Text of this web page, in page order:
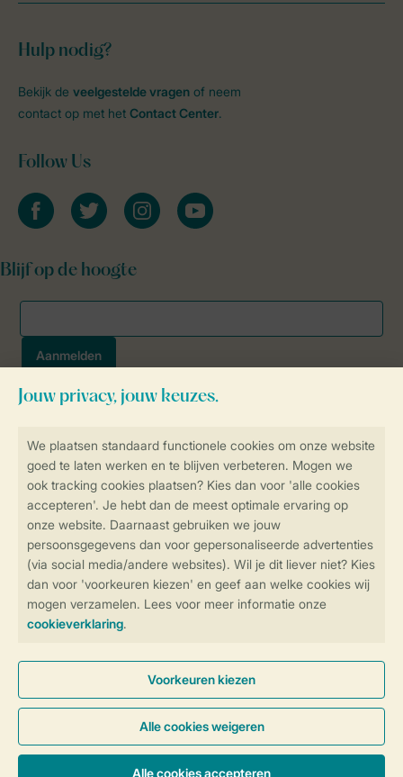
Controle over jouw gegevens &
privacy
SSL certificaat
Veilige gegevensoverdracht
Veilige betaling
Hulp nodig?
Bekijk de veelgestelde vragen of neem
contact op met het Contact Center.
Follow Us
facebooktwitter instagramyoutube
Blijf op de hoogte
Algemene voorwaarden Privacy notice
Disclaimer
Toegankelijkheid © 2026 Landal